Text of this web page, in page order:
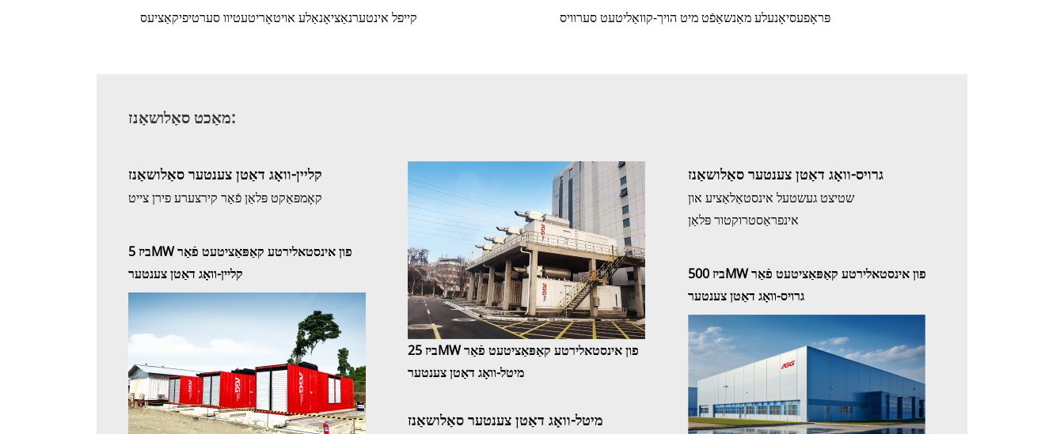
קייפל אינטערנאַציאָנאַלע אויטאָריטעטיוו סערטיפיקאַציעס פּראָפעסיאָנעלע מאַנשאַפֿט מיט הויך-קוואַליטעט סערוויס
מאַכט סאַלושאַנז:
קליין-וואָג דאַטן צענטער סאַלושאַנז
קאָמפּאַקט פּלאַן פֿאַר קירצערע פירן צייט
ביז 5MW פון אינסטאלירטע קאַפּאַציטעט פֿאַר
קליין-וואָג דאַטן צענטער
ביז 25MW פון אינסטאלירטע קאַפּאַציטעט פֿאַר
מיטל-וואָג דאַטן צענטער
מיטל-וואָג דאַטן צענטער סאַלושאַנז
גרויס-וואָג דאַטן צענטער סאַלושאַנז
שטיצט געשטעל אינסטאַלאַציע און
אינפראַסטרוקטור פּלאַן
ביז 500MW פון אינסטאלירטע קאַפּאַציטעט פֿאַר
גרויס-וואָג דאַטן צענטער